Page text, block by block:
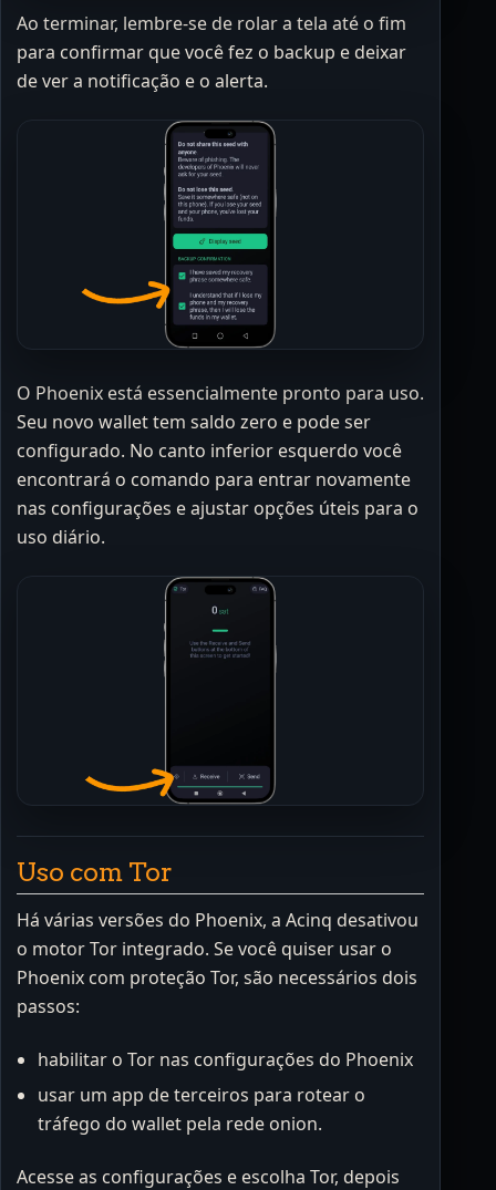
Ao terminar, lembre-se de rolar a tela até o fim
para confirmar que você fez o backup e deixar
de ver a notificação e o alerta.
O Phoenix está essencialmente pronto para uso.
Seu novo wallet tem saldo zero e pode ser
configurado. No canto inferior esquerdo você
encontrará o comando para entrar novamente
nas configurações e ajustar opções úteis para o
uso diário.
Uso com Tor
Há várias versões do Phoenix, a Acinq desativou
o motor Tor integrado. Se você quiser usar o
Phoenix com proteção Tor, são necessários dois
passos:
habilitar o Tor nas configurações do Phoenix
usar um app de terceiros para rotear o
tráfego do wallet pela rede onion.
Acesse as configurações e escolha Tor, depois